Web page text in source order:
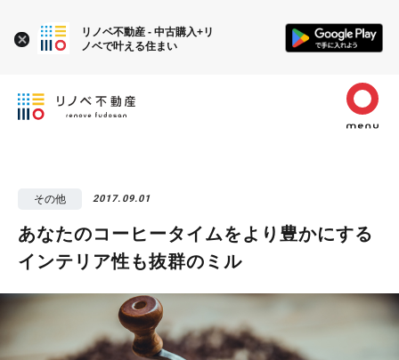
その他 2017.09.01
あなたのコーヒータイムをより豊かにする
インテリア性も抜群のミル
リノベ不動産 - 中古購入+リ
ノベで叶える住まい